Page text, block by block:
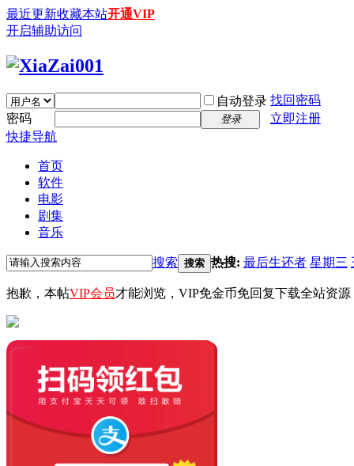
最近更新收藏本站开通VIP
开启辅助访问
自动登录 找回密码
密码
登录
立即注册
快捷导航
首页
软件
电影
剧集
音乐
搜索 搜索 热搜: 最后生还者 星期三
抱歉，本帖VIP会员才能浏览，VIP免金币免回复下载全站资源